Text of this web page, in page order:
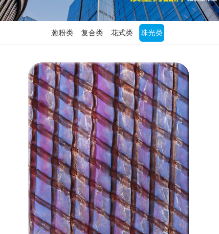
葱粉类 复合类 花式类 珠光类